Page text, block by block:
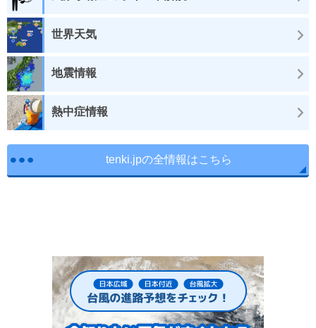
世界天気
地震情報
熱中症情報
tenki.jpの全情報はこちら